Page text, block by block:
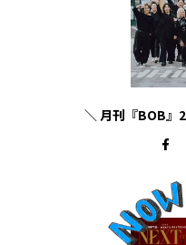
＼ 月刊『BOB』